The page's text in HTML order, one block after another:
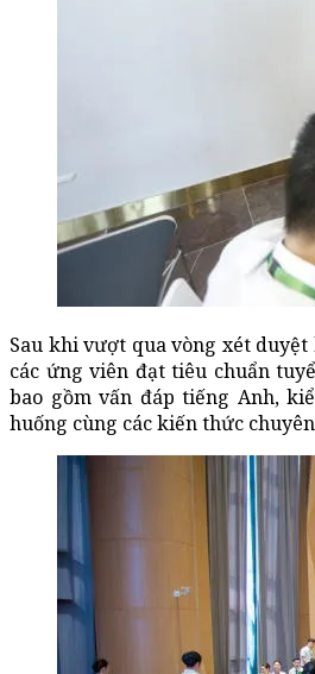
Sau khi vượt qua vòng xét
các ứng viên đạt tiêu chuẩn
bao gồm vấn đáp tiếng Anh,
huống cùng các kiến thức